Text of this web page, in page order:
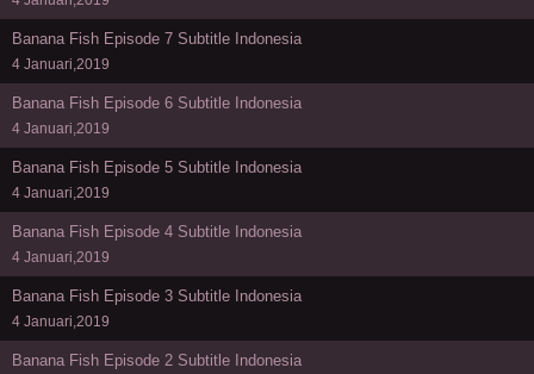
Banana Fish Episode 7 Subtitle Indonesia
4 Januari,2019
Banana Fish Episode 6 Subtitle Indonesia
4 Januari,2019
Banana Fish Episode 5 Subtitle Indonesia
4 Januari,2019
Banana Fish Episode 4 Subtitle Indonesia
4 Januari,2019
Banana Fish Episode 3 Subtitle Indonesia
4 Januari,2019
Banana Fish Episode 2 Subtitle Indonesia